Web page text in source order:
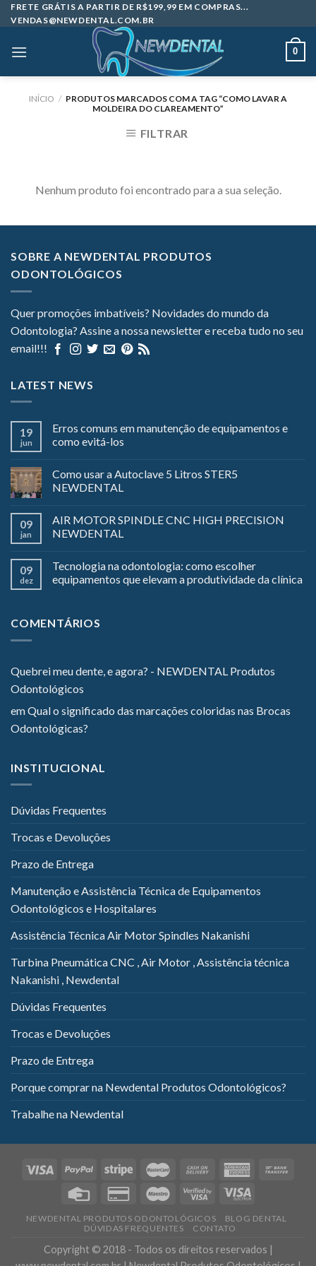
Skip
to
FRETE GRÁTIS A PARTIR DE R$199,99 EM COMPRAS...
VENDAS@NEWDENTAL.COM.BR
0
INÍCIO / PRODUTOS MARCADOS COM A TAG “COMO LAVAR A
MOLDEIRA DO CLAREAMENTO”
FILTRAR
Nenhum produto foi encontrado para a sua seleção.
SOBRE A NEWDENTAL PRODUTOS
ODONTOLÓGICOS
Quer promoções imbatíveis? Novidades do mundo da
Odontologia? Assine a nossa newsletter e receba tudo no seu
email!!!
LATEST NEWS
19
jun
Erros comuns em manutenção de equipamentos e
como evitá-los
Como usar a Autoclave 5 Litros STER5
NEWDENTAL
09
jan
AIR MOTOR SPINDLE CNC HIGH PRECISION
NEWDENTAL
09
dez
Tecnologia na odontologia: como escolher
equipamentos que elevam a produtividade da clínica
COMENTÁRIOS
Quebrei meu dente, e agora? - NEWDENTAL Produtos
Odontológicos
emQual o significado das marcações coloridas nas Brocas
Odontológicas?
INSTITUCIONAL
Dúvidas Frequentes
Trocas e Devoluções
Prazo de Entrega
Manutenção e Assistência Técnica de Equipamentos
Odontológicos e Hospitalares
Assistência Técnica Air Motor Spindles Nakanishi
Turbina Pneumática CNC , Air Motor , Assistência técnica
Nakanishi , Newdental
Dúvidas Frequentes
Trocas e Devoluções
Prazo de Entrega
Porque comprar na Newdental Produtos Odontológicos?
Trabalhe na Newdental
NEWDENTAL PRODUTOS ODONTOLÓGICOS
BLOG DENTAL
DÚVIDAS FREQUENTES
CONTATO
Copyright © 2018 - Todos os direitos reservados |